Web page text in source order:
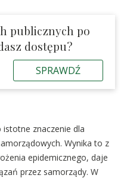
publicznych po
dostępu?
SPRAWDŹ
istotne znaczenie dla
Wynika to z
epidemicznego, daje
przez samorządy. W